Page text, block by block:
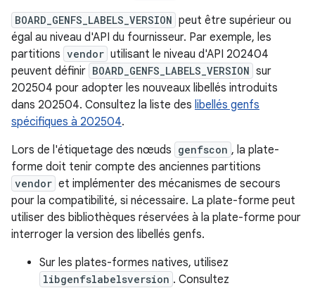
BOARD_GENFS_LABELS_VERSION peut être supérieur ou
égal au niveau d'API du fournisseur. Par exemple, les
partitions vendor utilisant le niveau d'API 202404
peuvent définir BOARD_GENFS_LABELS_VERSION sur
202504 pour adopter les nouveaux libellés introduits
dans 202504. Consultez la liste des libellés genfs
spécifiques à 202504.
Lors de l'étiquetage des nœuds genfscon , la plate-
forme doit tenir compte des anciennes partitions
vendor et implémenter des mécanismes de secours
pour la compatibilité, si nécessaire. La plate-forme peut
utiliser des bibliothèques réservées à la plate-forme pour
interroger la version des libellés genfs.
Sur les plates-formes natives, utilisez
libgenfslabelsversion . Consultez